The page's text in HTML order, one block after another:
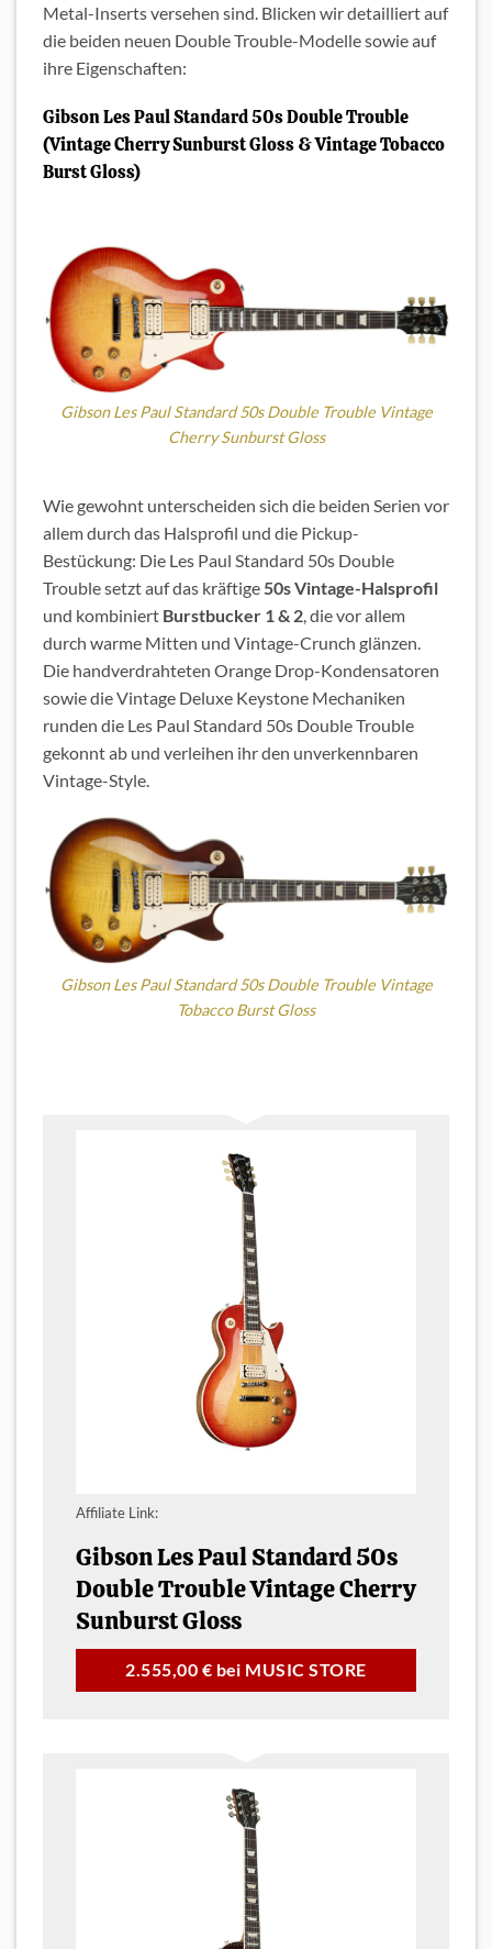
Metal-Inserts versehen sind. Blicken wir detailliert auf
die beiden neuen Double Trouble-Modelle sowie auf
ihre Eigenschaften:
Gibson Les Paul Standard 50s Double Trouble
(Vintage Cherry Sunburst Gloss & Vintage Tobacco
Burst Gloss)
Gibson Les Paul Standard 50s Double Trouble Vintage
Cherry Sunburst Gloss
Wie gewohnt unterscheiden sich die beiden Serien vor
allem durch das Halsprofil und die Pickup-
Bestückung: Die Les Paul Standard 50s Double
Trouble setzt auf das kräftige50s Vintage-Halsprofil
und kombiniert Burstbucker 1 & 2, die vor allem
durch warme Mitten und Vintage-Crunch glänzen.
Die handverdrahteten Orange Drop-Kondensatoren
sowie die Vintage Deluxe Keystone Mechaniken
runden die Les Paul Standard 50s Double Trouble
gekonnt ab und verleihen ihr den unverkennbaren
Vintage-Style.
Gibson Les Paul Standard 50s Double Trouble Vintage
Tobacco Burst Gloss
Affiliate Link:
Gibson Les Paul Standard 50s
Double Trouble Vintage Cherry
Sunburst Gloss
2.555,00 € bei MUSIC STORE